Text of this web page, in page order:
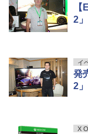
2
イ
発
2
X